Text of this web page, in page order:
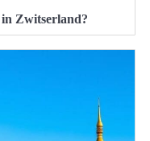
in Zwitserland?